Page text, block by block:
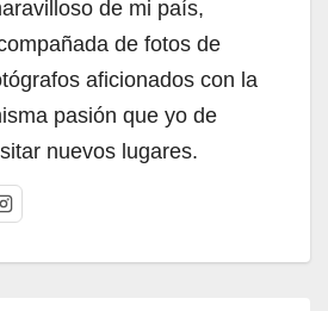
de mi país,
de fotos de
aficionados con la
pasión que yo de
nuevos lugares.